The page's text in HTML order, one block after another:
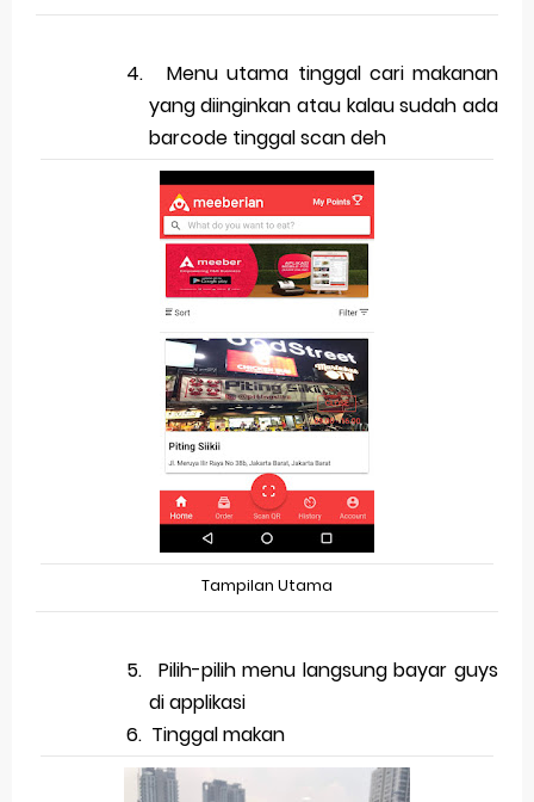
4.
Menu utama tinggal cari makanan
yang diinginkan atau kalau sudah ada
barcode tinggal scan deh
Tampilan Utama
5.
Pilih-pilih menu langsung bayar guys
di applikasi
6. Tinggal makan